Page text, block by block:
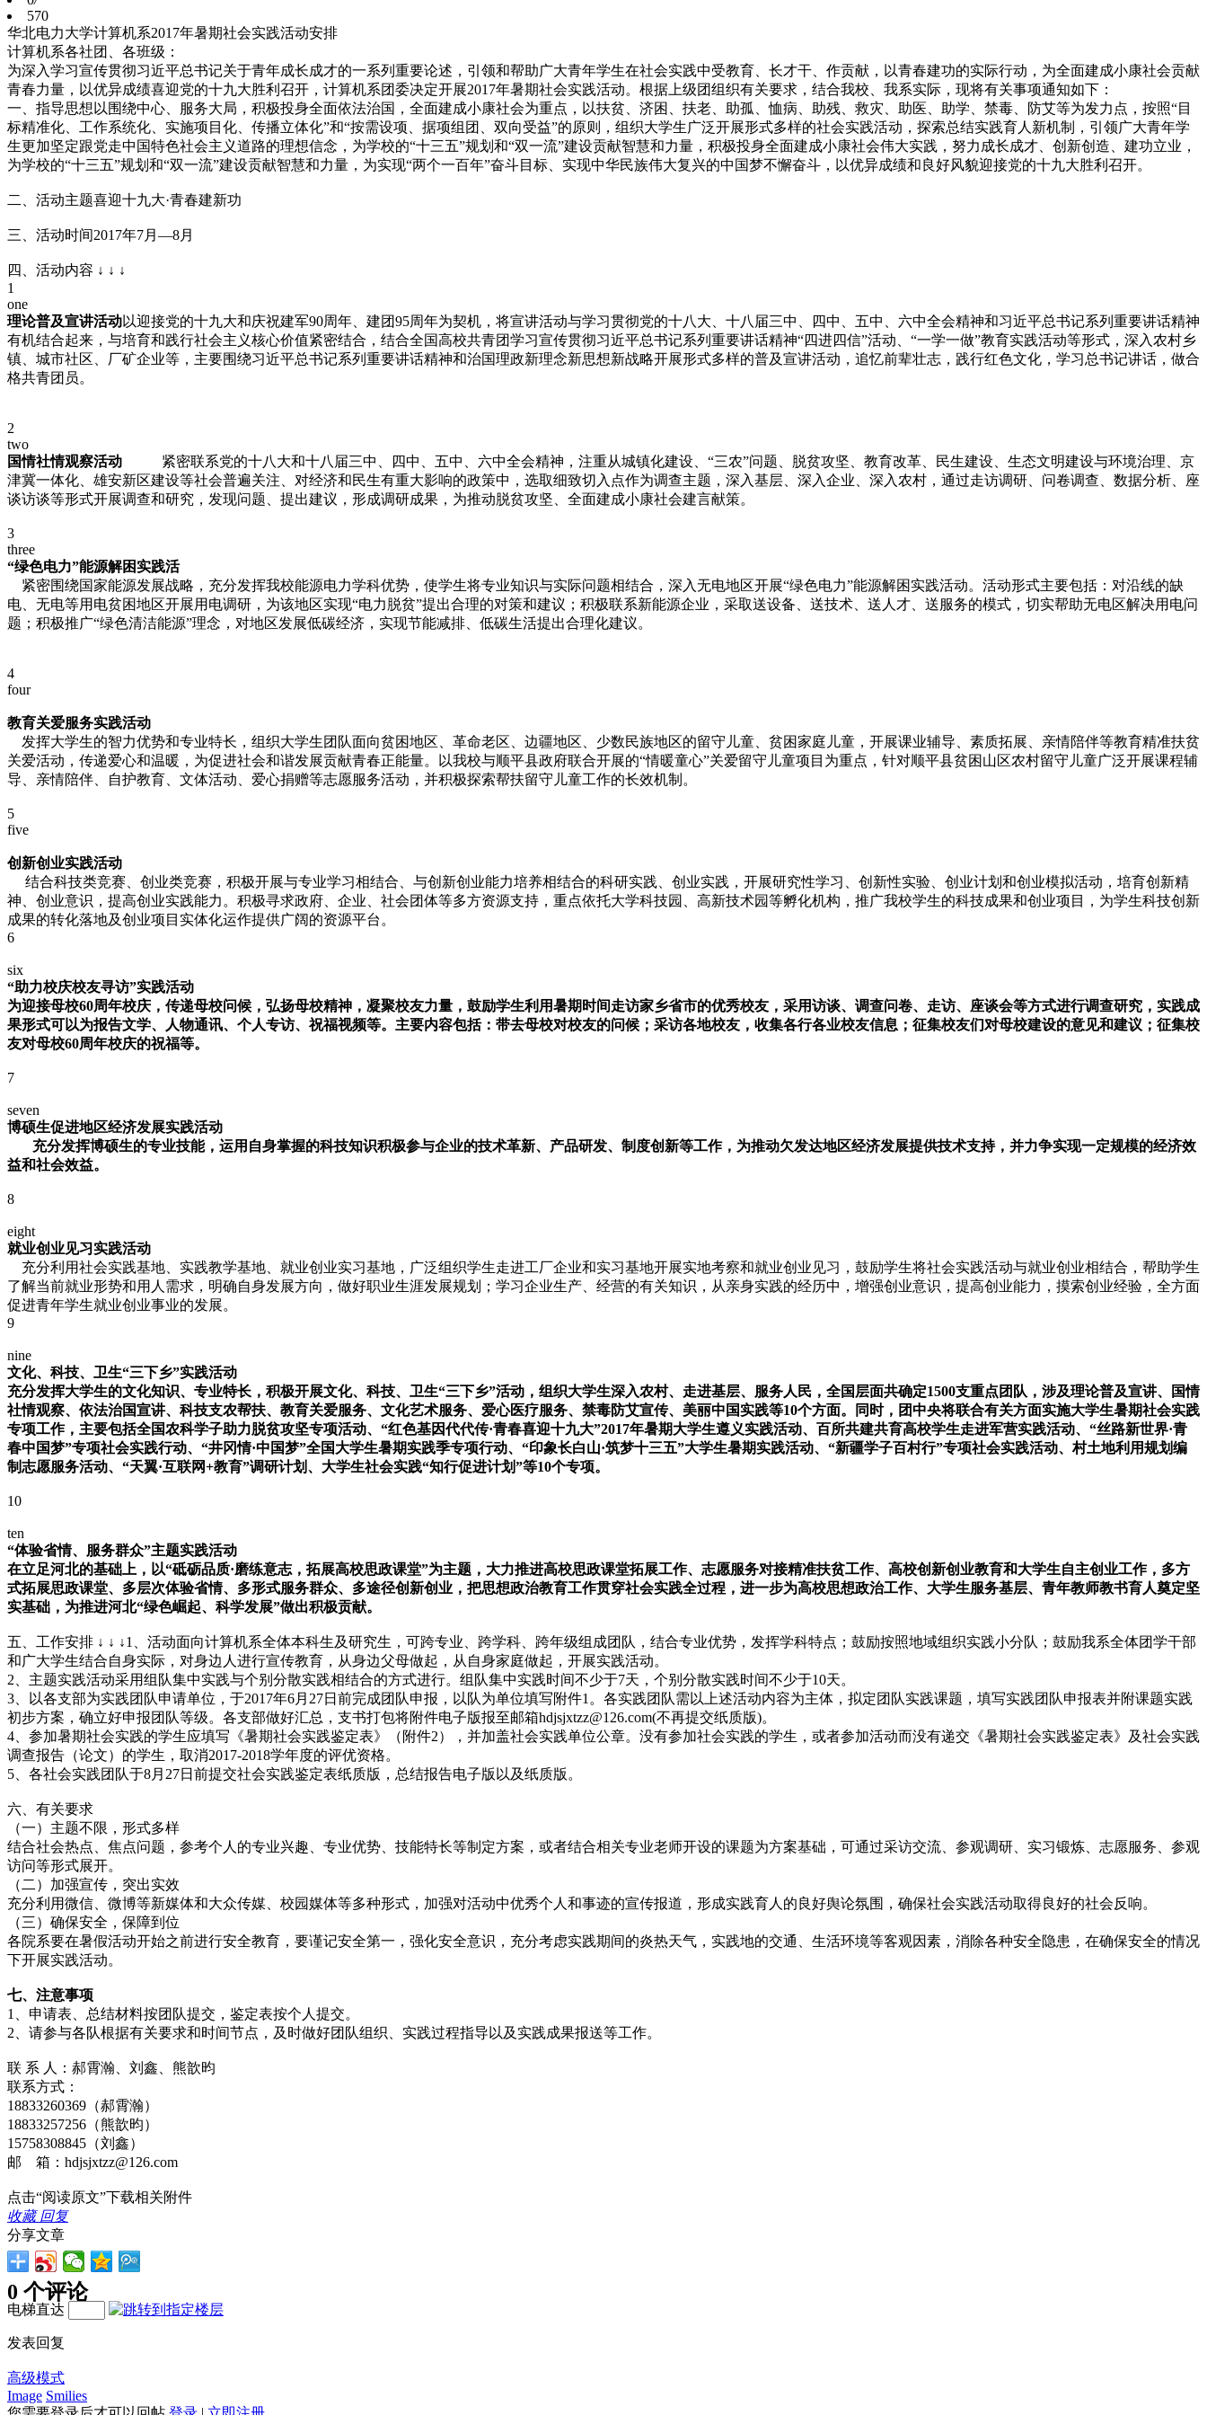
570
华北电力大学计算机系2017年暑期社会实践活动安排
计算机系各社团、各班级：
为深入学习宣传贯彻习近平总书记关于青年成长成才的一系列重要论述，引领和帮助广大青年学生在社会实践中受教育、长才干、作贡献，以青春建功的实际行动，为全面建成小康社会贡献
青春力量，以优异成绩喜迎党的十九大胜利召开，计算机系团委决定开展2017年暑期社会实践活动。根据上级团组织有关要求，结合我校、我系实际，现将有关事项通知如下：
一、指导思想以围绕中心、服务大局，积极投身全面依法治国，全面建成小康社会为重点，以扶贫、济困、扶老、助孤、恤病、助残、救灾、助医、助学、禁毒、防艾等为发力点，按照“目
标精准化、工作系统化、实施项目化、传播立体化”和“按需设项、据项组团、双向受益”的原则，组织大学生广泛开展形式多样的社会实践活动，探索总结实践育人新机制，引领广大青年学
生更加坚定跟党走中国特色社会主义道路的理想信念，为学校的“十三五”规划和“双一流”建设贡献智慧和力量，积极投身全面建成小康社会伟大实践，努力成长成才、创新创造、建功立业，
为学校的“十三五”规划和“双一流”建设贡献智慧和力量，为实现“两个一百年”奋斗目标、实现中华民族伟大复兴的中国梦不懈奋斗，以优异成绩和良好风貌迎接党的十九大胜利召开。
二、活动主题喜迎十九大·青春建新功
三、活动时间2017年7月—8月
四、活动内容 ↓ ↓ ↓
1
one
理论普及宣讲活动以迎接党的十九大和庆祝建军90周年、建团95周年为契机，将宣讲活动与学习贯彻党的十八大、十八届三中、四中、五中、六中全会精神和习近平总书记系列重要讲话精神
有机结合起来，与培育和践行社会主义核心价值紧密结合，结合全国高校共青团学习宣传贯彻习近平总书记系列重要讲话精神“四进四信”活动、“一学一做”教育实践活动等形式，深入农村乡
镇、城市社区、厂矿企业等，主要围绕习近平总书记系列重要讲话精神和治国理政新理念新思想新战略开展形式多样的普及宣讲活动，追忆前辈壮志，践行红色文化，学习总书记讲话，做合
格共青团员。
2
two
国情社情观察活动 紧密联系党的十八大和十八届三中、四中、五中、六中全会精神，注重从城镇化建设、“三农”问题、脱贫攻坚、教育改革、民生建设、生态文明建设与环境治理、京
津冀一体化、雄安新区建设等社会普遍关注、对经济和民生有重大影响的政策中，选取细致切入点作为调查主题，深入基层、深入企业、深入农村，通过走访调研、问卷调查、数据分析、座
谈访谈等形式开展调查和研究，发现问题、提出建议，形成调研成果，为推动脱贫攻坚、全面建成小康社会建言献策。
3
three
“绿色电力”能源解困实践活
紧密围绕国家能源发展战略，充分发挥我校能源电力学科优势，使学生将专业知识与实际问题相结合，深入无电地区开展“绿色电力”能源解困实践活动。活动形式主要包括：对沿线的缺
电、无电等用电贫困地区开展用电调研，为该地区实现“电力脱贫”提出合理的对策和建议；积极联系新能源企业，采取送设备、送技术、送人才、送服务的模式，切实帮助无电区解决用电问
题；积极推广“绿色清洁能源”理念，对地区发展低碳经济，实现节能减排、低碳生活提出合理化建议。
4
four
教育关爱服务实践活动
发挥大学生的智力优势和专业特长，组织大学生团队面向贫困地区、革命老区、边疆地区、少数民族地区的留守儿童、贫困家庭儿童，开展课业辅导、素质拓展、亲情陪伴等教育精准扶贫
关爱活动，传递爱心和温暖，为促进社会和谐发展贡献青春正能量。以我校与顺平县政府联合开展的“情暖童心”关爱留守儿童项目为重点，针对顺平县贫困山区农村留守儿童广泛开展课程辅
导、亲情陪伴、自护教育、文体活动、爱心捐赠等志愿服务活动，并积极探索帮扶留守儿童工作的长效机制。
5
five
创新创业实践活动
结合科技类竞赛、创业类竞赛，积极开展与专业学习相结合、与创新创业能力培养相结合的科研实践、创业实践，开展研究性学习、创新性实验、创业计划和创业模拟活动，培育创新精
神、创业意识，提高创业实践能力。积极寻求政府、企业、社会团体等多方资源支持，重点依托大学科技园、高新技术园等孵化机构，推广我校学生的科技成果和创业项目，为学生科技创新
成果的转化落地及创业项目实体化运作提供广阔的资源平台。
6
six
“助力校庆校友寻访”实践活动
为迎接母校60周年校庆，传递母校问候，弘扬母校精神，凝聚校友力量，鼓励学生利用暑期时间走访家乡省市的优秀校友，采用访谈、调查问卷、走访、座谈会等方式进行调查研究，实践成
果形式可以为报告文学、人物通讯、个人专访、祝福视频等。主要内容包括：带去母校对校友的问候；采访各地校友，收集各行各业校友信息；征集校友们对母校建设的意见和建议；征集校
友对母校60周年校庆的祝福等。
7
seven
博硕生促进地区经济发展实践活动
充分发挥博硕生的专业技能，运用自身掌握的科技知识积极参与企业的技术革新、产品研发、制度创新等工作，为推动欠发达地区经济发展提供技术支持，并力争实现一定规模的经济效
益和社会效益。
8
eight
就业创业见习实践活动
充分利用社会实践基地、实践教学基地、就业创业实习基地，广泛组织学生走进工厂企业和实习基地开展实地考察和就业创业见习，鼓励学生将社会实践活动与就业创业相结合，帮助学生
了解当前就业形势和用人需求，明确自身发展方向，做好职业生涯发展规划；学习企业生产、经营的有关知识，从亲身实践的经历中，增强创业意识，提高创业能力，摸索创业经验，全方面
促进青年学生就业创业事业的发展。
9
nine
文化、科技、卫生“三下乡”实践活动
充分发挥大学生的文化知识、专业特长，积极开展文化、科技、卫生“三下乡”活动，组织大学生深入农村、走进基层、服务人民，全国层面共确定1500支重点团队，涉及理论普及宣讲、国情
社情观察、依法治国宣讲、科技支农帮扶、教育关爱服务、文化艺术服务、爱心医疗服务、禁毒防艾宣传、美丽中国实践等10个方面。同时，团中央将联合有关方面实施大学生暑期社会实践
专项工作，主要包括全国农科学子助力脱贫攻坚专项活动、“红色基因代代传·青春喜迎十九大”2017年暑期大学生遵义实践活动、百所共建共育高校学生走进军营实践活动、“丝路新世界·青
春中国梦”专项社会实践行动、“井冈情·中国梦”全国大学生暑期实践季专项行动、“印象长白山·筑梦十三五”大学生暑期实践活动、“新疆学子百村行”专项社会实践活动、村土地利用规划编
制志愿服务活动、“天翼·互联网+教育”调研计划、大学生社会实践“知行促进计划”等10个专项。
10
ten
“体验省情、服务群众”主题实践活动
在立足河北的基础上，以“砥砺品质·磨练意志，拓展高校思政课堂”为主题，大力推进高校思政课堂拓展工作、志愿服务对接精准扶贫工作、高校创新创业教育和大学生自主创业工作，多方
式拓展思政课堂、多层次体验省情、多形式服务群众、多途径创新创业，把思想政治教育工作贯穿社会实践全过程，进一步为高校思想政治工作、大学生服务基层、青年教师教书育人奠定坚
实基础，为推进河北“绿色崛起、科学发展”做出积极贡献。
五、工作安排 ↓ ↓ ↓1、活动面向计算机系全体本科生及研究生，可跨专业、跨学科、跨年级组成团队，结合专业优势，发挥学科特点；鼓励按照地域组织实践小分队；鼓励我系全体团学干部
和广大学生结合自身实际，对身边人进行宣传教育，从身边父母做起，从自身家庭做起，开展实践活动。
2、主题实践活动采用组队集中实践与个别分散实践相结合的方式进行。组队集中实践时间不少于7天，个别分散实践时间不少于10天。
3、以各支部为实践团队申请单位，于2017年6月27日前完成团队申报，以队为单位填写附件1。各实践团队需以上述活动内容为主体，拟定团队实践课题，填写实践团队申报表并附课题实践
初步方案，确立好申报团队等级。各支部做好汇总，支书打包将附件电子版报至邮箱hdjsjxtzz@126.com(不再提交纸质版)。
4、参加暑期社会实践的学生应填写《暑期社会实践鉴定表》（附件2），并加盖社会实践单位公章。没有参加社会实践的学生，或者参加活动而没有递交《暑期社会实践鉴定表》及社会实践
调查报告（论文）的学生，取消2017-­­2018学年度的评优资格。
5、各社会实践团队于8月27日前提交社会实践鉴定表纸质版，总结报告电子版以及纸质版。
六、有关要求
（一）主题不限，形式多样
结合社会热点、焦点问题，参考个人的专业兴趣、专业优势、技能特长等制定方案，或者结合相关专业老师开设的课题为方案基础，可通过采访交流、参观调研、实习锻炼、志愿服务、参观
访问等形式展开。
（二）加强宣传，突出实效
充分利用微信、微博等新媒体和大众传媒、校园媒体等多种形式，加强对活动中优秀个人和事迹的宣传报道，形成实践育人的良好舆论氛围，确保社会实践活动取得良好的社会反响。
（三）确保安全，保障到位
各院系要在暑假活动开始之前进行安全教育，要谨记安全第一，强化安全意识，充分考虑实践期间的炎热天气，实践地的交通、生活环境等客观因素，消除各种安全隐患，在确保安全的情况
下开展实践活动。
七、注意事项
1、申请表、总结材料按团队提交，鉴定表按个人提交。
2、请参与各队根据有关要求和时间节点，及时做好团队组织、实践过程指导以及实践成果报送等工作。
联 系 人：郝霄瀚、刘鑫、熊歆昀
联系方式：
18833260369（郝霄瀚）
18833257256（熊歆昀）
15758308845（刘鑫）
邮 箱：hdjsjxtzz@126.com
点击“阅读原文”下载相关附件
收藏回复
分享文章
0 个评论
电梯直达
发表回复
高级模式
Image Smilies